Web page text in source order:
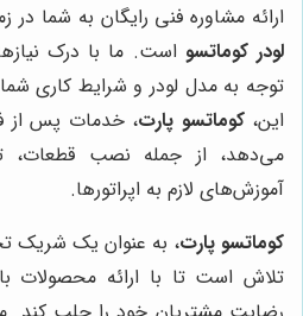
ارائه مشاوره فنی رایگان به شما در
لودر کوماتسو است. ما با درک
توجه به مدل لودر و شرایط کاری
این،کوماتسو پارت، خدمات پس از
می‌دهد، از جمله نصب قطعات،
آموزش‌های لازم به اپراتورها.
کوماتسو پارت، به عنوان یک شریک
تلاش است تا با ارائه محصولات